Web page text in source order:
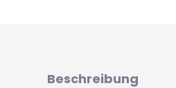
Beschreibung